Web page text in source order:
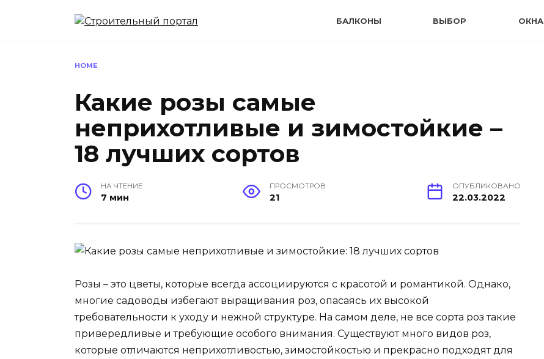
БАЛКОНЫ ВЫБОР ОКНА
HOME
Какие розы самые
неприхотливые и зимостойкие –
18 лучших сортов
НА ЧТЕНИЕ
7 мин
ПРОСМОТРОВ
21
ОПУБЛИКОВАНО
22.03.2022
Розы – это цветы, которые всегда ассоциируются с красотой и романтикой. Однако,
многие садоводы избегают выращивания роз, опасаясь их высокой
требовательности к уходу и нежной структуре. На самом деле, не все сорта роз такие
привередливые и требующие особого внимания. Существуют много видов роз,
которые отличаются неприхотливостью, зимостойкостью и прекрасно подходят для